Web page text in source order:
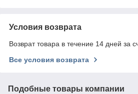
Условия возврата
Возврат товара в течение 14 дней за
Все условия возврата
Подобные товары компании